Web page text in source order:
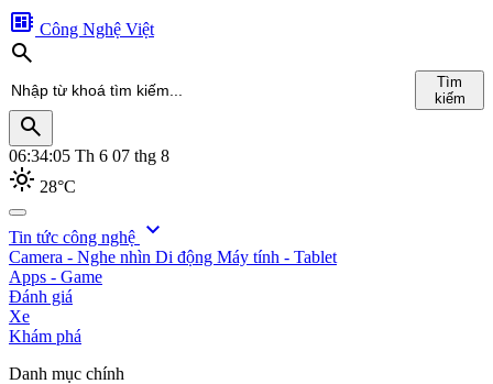
developer_board Công Nghệ Việt
search
Tìm
kiếm
search
06:34:06 Th 6 07 thg 8
light_mode 28°C
search
Tin tức công nghệ expand_more
Camera - Nghe nhìn Di động Máy tính - Tablet
Apps - Game
Đánh giá
Xe
Khám phá
Danh mục chính